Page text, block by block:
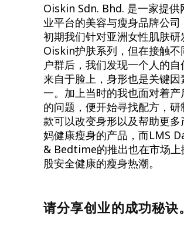
Oiskin Sdn. Bhd. 是一家提供
业平台的美容与瘦身品牌公司
初期我们针对亚洲女性肌肤研
Oiskin护肤系列，但在接触不
户群后，我们发现一个人的自
来自于脸上，身形也是关键因
一。加上当时的我也面对着产
的问题，便开始寻找配方，研
款可以改变身形以及帮助更多
妈健康瘦身的产品，而LMS
& Bedtime的推出也在市场上
股安全健康的瘦身热潮。
请分享创业的成功秘诀。